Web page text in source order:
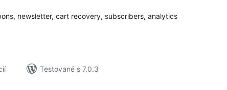
newsletter, cart recovery, subscribers, analytics
Testované s 7.0.3